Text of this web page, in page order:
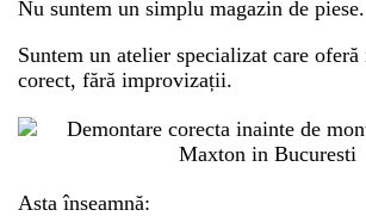
Nu suntem un simplu magazin de piese.
Suntem un atelier specializat care oferă
corect, fără improvizații.
Asta înseamnă: